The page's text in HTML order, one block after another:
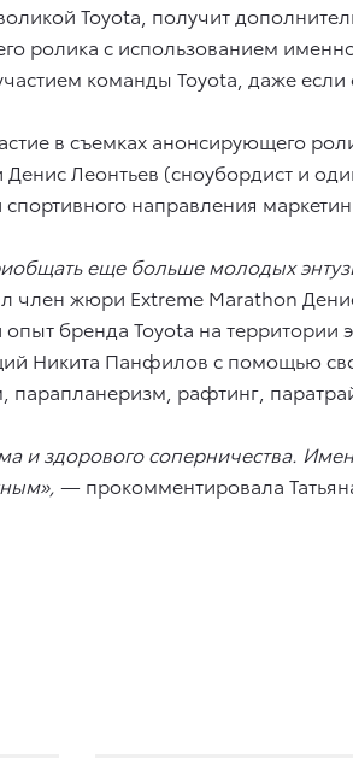
Toyota, получит
ролика с использованием
команды Toyota, даже
в съемках анонсирующего
Леонтьев (сноубордист и
направления
еще больше молодых
жюри Extreme Marathon
бренда Toyota на территории
Никита Панфилов с помощью
парапланеризм, рафтинг,
и здорового соперничества.
— прокомментировала